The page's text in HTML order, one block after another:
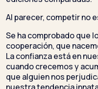
Al parecer, competir no
Se ha comprobado que
cooperación, que
La confianza está en
cuando crecemos y
que alguien nos